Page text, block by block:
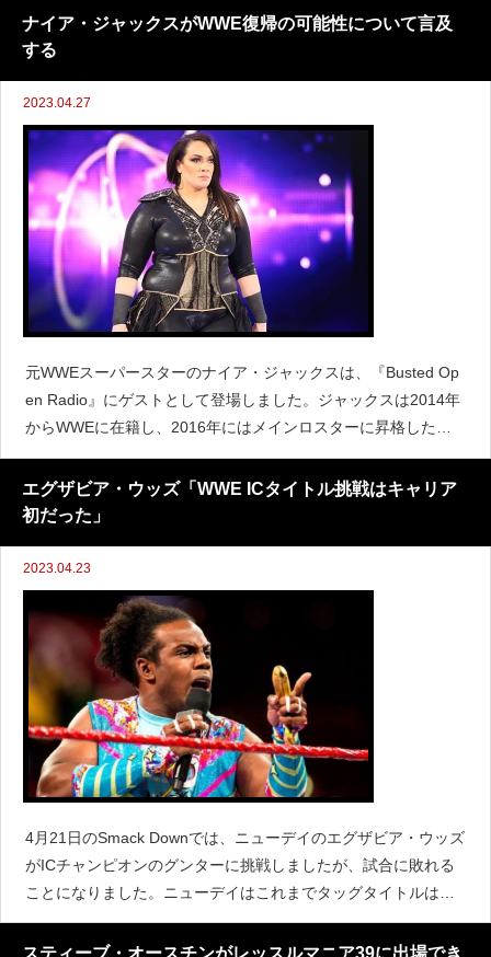
はないと思います。私の正式な名前はナタリー・エヴァ・
ナイア・ジャックスがWWE復帰の可能性について言及
する
2023.04.27
元WWEスーパースターのナイア・ジャックスは、『Busted Op
en Radio』にゲストとして登場しました。ジャックスは2014年
からWWEに在籍し、2016年にはメインロスターに昇格したも
のの、2021年11月にWWEからリリースされました。そして今
年1月のロイヤルランブルで行
エグザビア・ウッズ「WWE ICタイトル挑戦はキャリア
初だった」
2023.04.23
4月21日のSmack Downでは、ニューデイのエグザビア・ウッズ
がICチャンピオンのグンターに挑戦しましたが、試合に敗れる
ことになりました。ニューデイはこれまでタッグタイトルは何
度も戴冠があるものの、ウッズにとってICタイトルへの挑戦は
これが初めてとなりました。試合に敗れたウッズ